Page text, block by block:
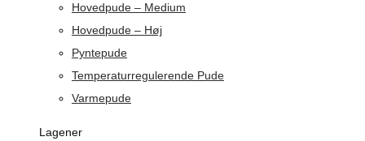
Hovedpude – Medium
Hovedpude – Høj
Pyntepude
Temperaturregulerende Pude
Varmepude
Lagener